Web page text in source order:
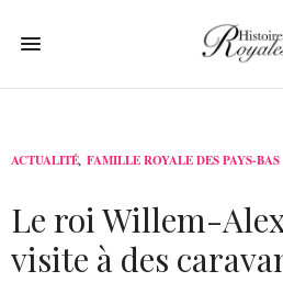
ACTUALITÉ, FAMILLE ROYALE DES PAYS-BAS
Le roi Willem-
visite à des